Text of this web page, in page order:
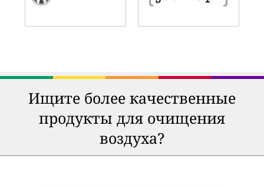
Ищите более качественные
продукты для очищения
воздуха?